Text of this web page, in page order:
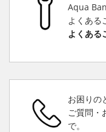
Aqua
よくある
よくある
お困りの
ご質問・
で。